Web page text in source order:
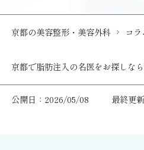
京都の美容整形・美容外科 コ
京都で脂肪注入の名医をお探しな
公開日：2026/05/08 最終更